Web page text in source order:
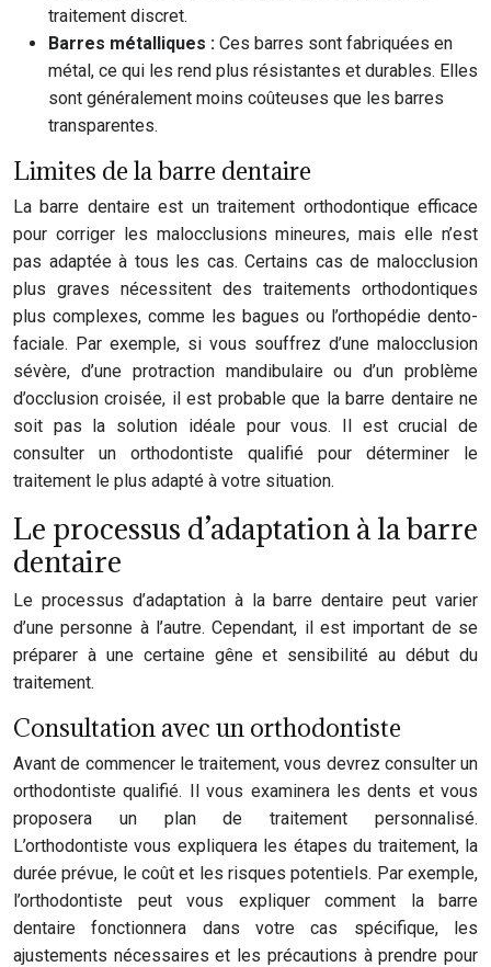
traitement discret.
Barres métalliques : Ces barres sont fabriquées en
métal, ce qui les rend plus résistantes et durables. Elles
sont généralement moins coûteuses que les barres
transparentes.
Limites de la barre dentaire
La barre dentaire est un traitement orthodontique efficace
pour corriger les malocclusions mineures, mais elle n’est
pas adaptée à tous les cas. Certains cas de malocclusion
plus graves nécessitent des traitements orthodontiques
plus complexes, comme les bagues ou l’orthopédie dento-
faciale. Par exemple, si vous souffrez d’une malocclusion
sévère, d’une protraction mandibulaire ou d’un problème
d’occlusion croisée, il est probable que la barre dentaire ne
soit pas la solution idéale pour vous. Il est crucial de
consulter un orthodontiste qualifié pour déterminer le
traitement le plus adapté à votre situation.
Le processus d’adaptation à la barre
dentaire
Le processus d’adaptation à la barre dentaire peut varier
d’une personne à l’autre. Cependant, il est important de se
préparer à une certaine gêne et sensibilité au début du
traitement.
Consultation avec un orthodontiste
Avant de commencer le traitement, vous devrez consulter un
orthodontiste qualifié. Il vous examinera les dents et vous
proposera un plan de traitement personnalisé.
L’orthodontiste vous expliquera les étapes du traitement, la
durée prévue, le coût et les risques potentiels. Par exemple,
l’orthodontiste peut vous expliquer comment la barre
dentaire fonctionnera dans votre cas spécifique, les
ajustements nécessaires et les précautions à prendre pour